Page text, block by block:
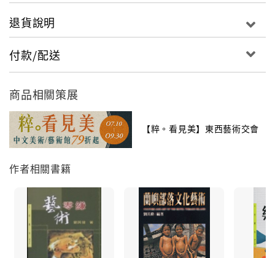
退貨說明
付款/配送
商品相關策展
【粹。看見美】東西藝術交會
作者相關書籍